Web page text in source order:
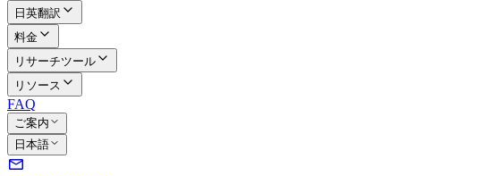
日英翻訳
料金
リサーチツール
リソース
FAQ
ご案内
日本語